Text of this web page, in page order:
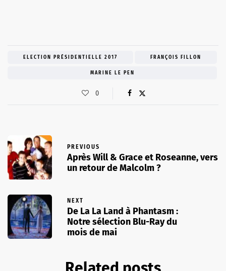
ELECTION PRÉSIDENTIELLE 2017 FRANÇOIS FILLON
MARINE LE PEN
0
PREVIOUS
Après Will & Grace et Roseanne, vers
un retour de Malcolm ?
NEXT
De La La Land à Phantasm :
Notre sélection Blu-Ray du
mois de mai